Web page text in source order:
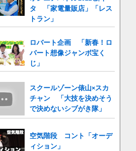
タ 「家電量販店」「レス
トラン」
ロバート企画 「新春！ロ
バート想像ジャンボ宝く
じ」
スクールゾーン俵山×スカ
チャン 「大技を決めそう
で決めないシブがき隊」
空気階段 コント「オーデ
ィション」